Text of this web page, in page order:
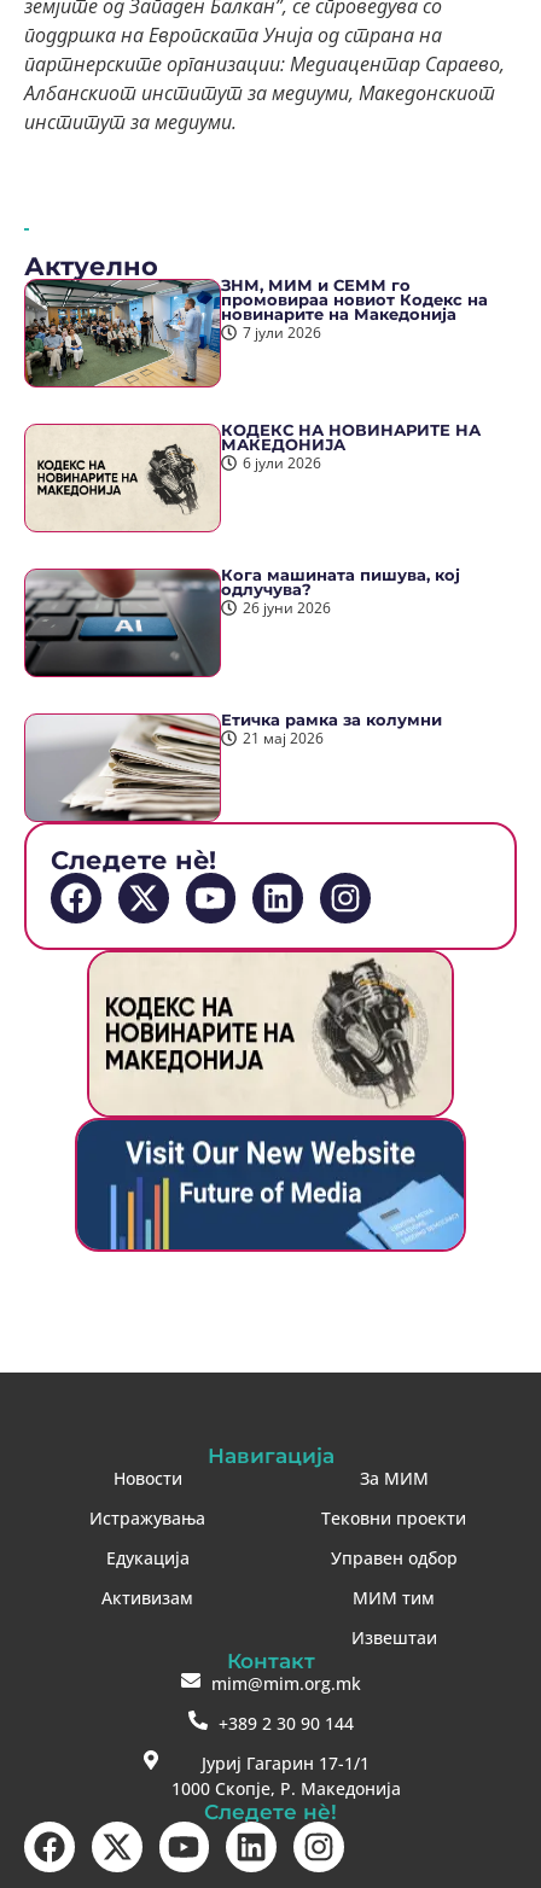
земјите од Западен Балкан”, се спроведува со
поддршка на Европската Унија од страна на
партнерските организации: Медиацентар Сараево,
Албанскиот институт за медиуми, Македонскиот
институт за медиуми.
Актуелно
ЗНМ, МИМ и СЕММ го
промовираа новиот Кодекс на
новинарите на Македонија
7 јули 2026
КОДЕКС НА НОВИНАРИТЕ НА
МАКЕДОНИЈА
6 јули 2026
Кога машината пишува, кој
одлучува?
26 јуни 2026
Етичка рамка за колумни
21 мај 2026
Следете нè!
Навигација
Новости
Истражувања
Едукација
Активизам
За МИМ
Тековни проекти
Управен одбор
МИМ тим
Извештаи
Контакт
mim@mim.org.mk
+389 2 30 90 144
Јуриј Гагарин 17-1/1
1000 Скопје, Р. Македонија
Следете нè!